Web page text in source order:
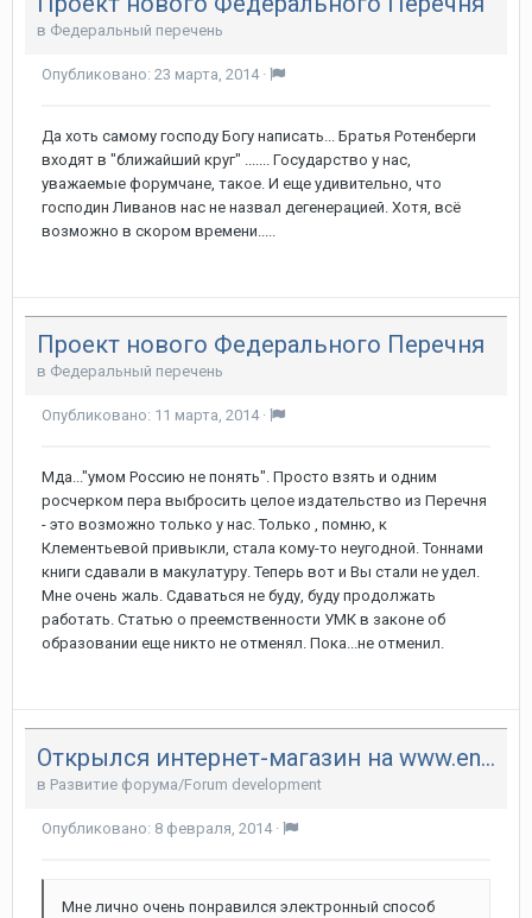
в Федеральный перечень
Опубликовано: 23 марта, 2014·
Да хоть самому господу Богу написать... Братья Ротенберги
входят в "ближайший круг" ....... Государство у нас,
уважаемые форумчане, такое. И еще удивительно, что
господин Ливанов нас не назвал дегенерацией. Хотя, всё
возможно в скором времени.....
Проект нового Федерального Перечня
в Федеральный перечень
Опубликовано: 11 марта, 2014·
Мда..."умом Россию не понять". Просто взять и одним
росчерком пера выбросить целое издательство из Перечня
- это возможно только у нас. Только , помню, к
Клементьевой привыкли, стала кому-то неугодной. Тоннами
книги сдавали в макулатуру. Теперь вот и Вы стали не удел.
Мне очень жаль. Сдаваться не буду, буду продолжать
работать. Статью о преемственности УМК в законе об
образовании еще никто не отменял. Пока...не отменил.
Открылся интернет-магазин на www.englishteachers.ru
в Развитие форума/Forum development
Опубликовано: 8 февраля, 2014·
Мне лично очень понравился электронный способ